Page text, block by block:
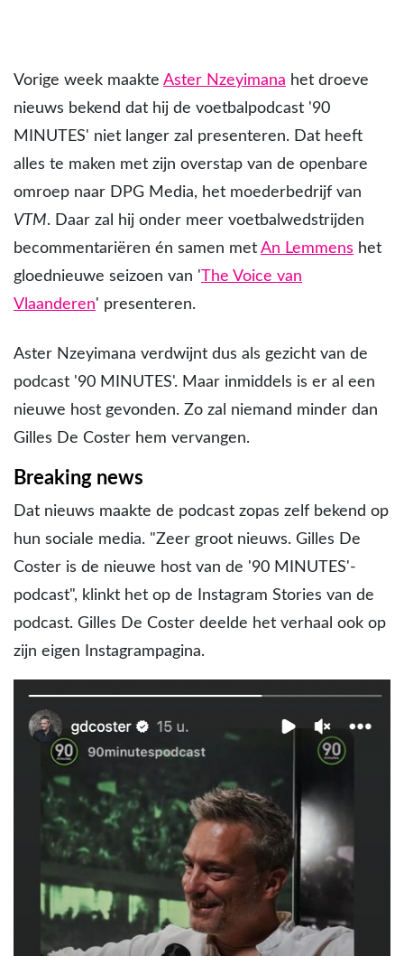
Vorige week maakte Aster Nzeyimana het droeve
nieuws bekend dat hij de voetbalpodcast '90
MINUTES' niet langer zal presenteren. Dat heeft
alles te maken met zijn overstap van de openbare
omroep naar DPG Media, het moederbedrijf van
VTM. Daar zal hij onder meer voetbalwedstrijden
becommentariëren én samen met An Lemmens het
gloednieuwe seizoen van 'The Voice van
Vlaanderen' presenteren.
Aster Nzeyimana verdwijnt dus als gezicht van de
podcast '90 MINUTES'. Maar inmiddels is er al een
nieuwe host gevonden. Zo zal niemand minder dan
Gilles De Coster hem vervangen.
Breaking news
Dat nieuws maakte de podcast zopas zelf bekend op
hun sociale media. "Zeer groot nieuws. Gilles De
Coster is de nieuwe host van de '90 MINUTES'-
podcast", klinkt het op de Instagram Stories van de
podcast. Gilles De Coster deelde het verhaal ook op
zijn eigen Instagrampagina.